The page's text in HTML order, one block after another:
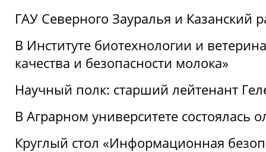
ГАУ Северного Зауралья и Казанский
В Институте биотехнологии и
качества и безопасности молока»
Научный полк: старший лейтенант
В Аграрном университете состоялась
Круглый стол «Информационная